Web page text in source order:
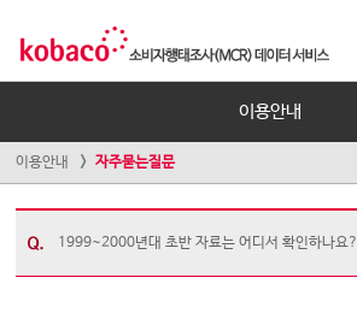
이용안내
이용안내 자주묻는질문
1999~2000년대 초반 자료는 어디서 확인하나요?